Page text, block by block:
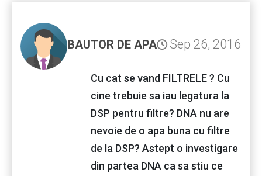
BAUTOR DE APA Sep 26, 2016
Cu cat se vand FILTRELE ? Cu
cine trebuie sa iau legatura la
DSP pentru filtre? DNA nu are
nevoie de o apa buna cu filtre
de la DSP? Astept o investigare
din partea DNA ca sa stiu ce